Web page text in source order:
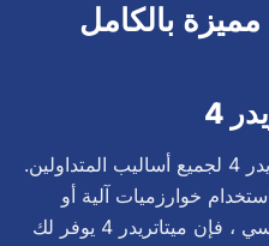
بالكامل
4
تم تصميم منصة IMMFX ميتاتريدر 4 لجميع أساليب المتداولين.
خوارزميات آلية أو
مؤشرات فنية أو أي شيء أساسي ، فإن ميتاتريدر 4 يوفر لك